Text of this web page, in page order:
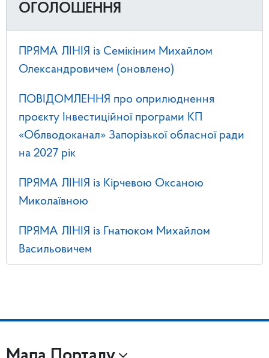
ОГОЛОШЕННЯ
ПРЯМА ЛІНІЯ із Семікіним Михайлом
Олександровичем (оновлено)
ПОВІДОМЛЕННЯ про оприлюднення
проєкту Інвестиційної програми КП
«Облводоканал» Запорізької обласної ради
на 2027 рік
ПРЯМА ЛІНІЯ із Кірчевою Оксаною
Миколаївною
ПРЯМА ЛІНІЯ із Гнатюком Михайлом
Васильовичем